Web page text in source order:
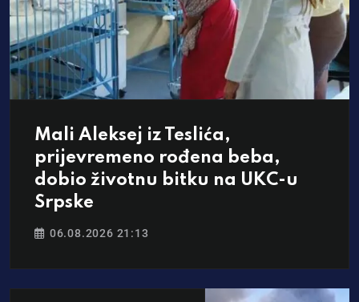
Mali Aleksej iz Teslića,
prijevremeno rođena beba,
dobio životnu bitku na UKC-u
Srpske
06.08.2026 21:13